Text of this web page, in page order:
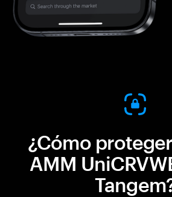
¿Cómo
AMM